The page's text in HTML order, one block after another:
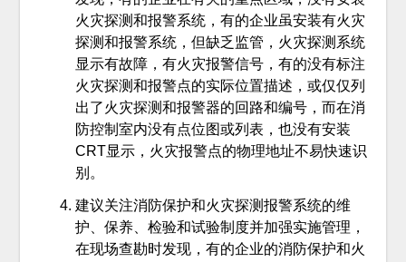
火灾探测和报警系统，有的企业虽安装有火灾
探测和报警系统，但缺乏监管，火灾探测系统
显示有故障，有火灾报警信号，有的没有标注
火灾探测和报警点的实际位置描述，或仅仅列
出了火灾探测和报警器的回路和编号，而在消
防控制室内没有点位图或列表，也没有安装
CRT显示，火灾报警点的物理地址不易快速识
别。
建议关注消防保护和火灾探测报警系统的维
护、保养、检验和试验制度并加强实施管理，
在现场查勘时发现，有的企业的消防保护和火